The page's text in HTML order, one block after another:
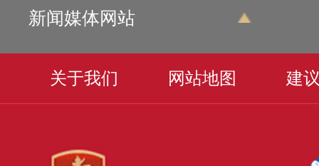
新闻媒体网站
关于我们 网站地图 建